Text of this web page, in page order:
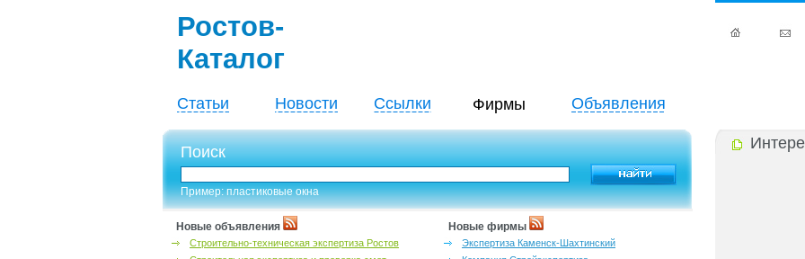
Ростов-
Каталог
Статьи Новости Ссылки Фирмы Объявления
Поиск
Пример: пластиковые окна
Новые объявления
Строительно-техническая экспертиза Ростов
Новые фирмы
Экспертиза Каменск-Шахтинский